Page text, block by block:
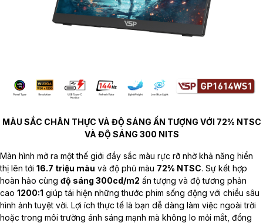
MÀU SẮC CHÂN THỰC VÀ ĐỘ SÁNG ẤN TƯỢNG VỚI 72% NTSC
VÀ ĐỘ SÁNG 300 NITS
Màn hình mở ra một thế giới đầy sắc màu rực rỡ nhờ khả năng hiển
thị lên tới 16.7 triệu màu và độ phủ màu 72% NTSC. Sự kết hợp
hoàn hảo cùng độ sáng 300cd/m2 ấn tượng và độ tương phản
cao 1200:1 giúp tái hiện những thước phim sống động với chiều sâu
hình ảnh tuyệt vời. Lợi ích thực tế là bạn dễ dàng làm việc ngoài trời
hoặc trong môi trường ánh sáng mạnh mà không lo mỏi mắt, đồng